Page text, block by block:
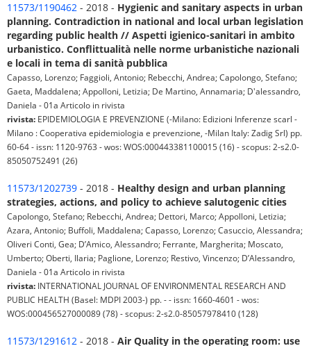
11573/1190462 - 2018 - Hygienic and sanitary aspects in urban
planning. Contradiction in national and local urban legislation
regarding public health // Aspetti igienico-sanitari in ambito
urbanistico. Conflittualità nelle norme urbanistiche nazionali
e locali in tema di sanità pubblica
Capasso, Lorenzo; Faggioli, Antonio; Rebecchi, Andrea; Capolongo, Stefano;
Gaeta, Maddalena; Appolloni, Letizia; De Martino, Annamaria; D'alessandro,
Daniela - 01a Articolo in rivista
rivista: EPIDEMIOLOGIA E PREVENZIONE (-Milano: Edizioni Inferenze scarl -
Milano : Cooperativa epidemiologia e prevenzione, -Milan Italy: Zadig Srl) pp.
60-64 - issn: 1120-9763 - wos: WOS:000443381100015 (16) - scopus: 2-s2.0-
85050752491 (26)
11573/1202739 - 2018 - Healthy design and urban planning
strategies, actions, and policy to achieve salutogenic cities
Capolongo, Stefano; Rebecchi, Andrea; Dettori, Marco; Appolloni, Letizia;
Azara, Antonio; Buffoli, Maddalena; Capasso, Lorenzo; Casuccio, Alessandra;
Oliveri Conti, Gea; D’Amico, Alessandro; Ferrante, Margherita; Moscato,
Umberto; Oberti, Ilaria; Paglione, Lorenzo; Restivo, Vincenzo; D’Alessandro,
Daniela - 01a Articolo in rivista
rivista: INTERNATIONAL JOURNAL OF ENVIRONMENTAL RESEARCH AND
PUBLIC HEALTH (Basel: MDPI 2003-) pp. - - issn: 1660-4601 - wos:
WOS:000456527000089 (78) - scopus: 2-s2.0-85057978410 (128)
11573/1291612 - 2018 - Air Quality in the operating room: use